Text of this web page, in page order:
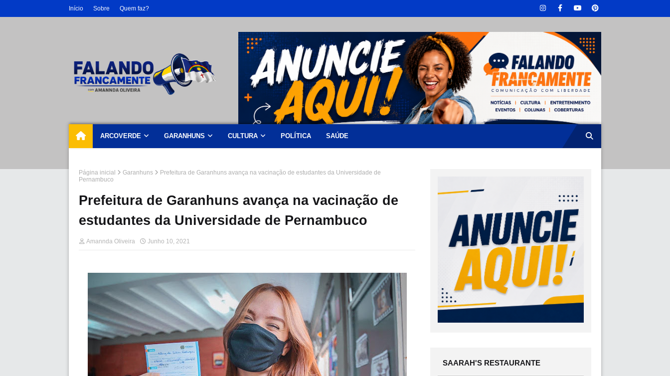
Início Sobre Quem faz?
ARCOVERDE GARANHUNS CULTURA POLÍTICA SAÚDE
Página inicial Garanhuns
Prefeitura de Garanhuns avança na vacinação de estudantes da Universidade de
Pernambuco
Prefeitura de Garanhuns avança na vacinação de
estudantes da Universidade de Pernambuco
Amannda Oliveira Junho 10, 2021
SAARAH'S RESTAURANTE